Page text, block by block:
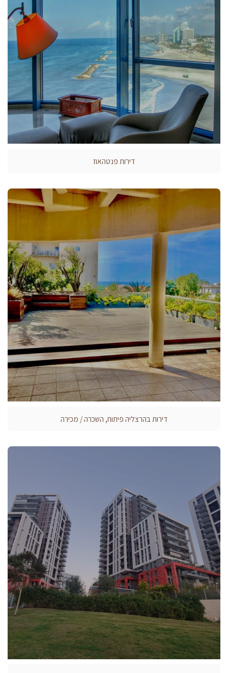
דירות פנטהאוז
דירות בהרצליה פיתוח, השכרה / מכירה